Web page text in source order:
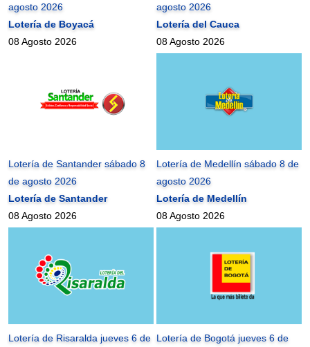
agosto 2026
Lotería de Boyacá
08 Agosto 2026
agosto 2026
Lotería del Cauca
08 Agosto 2026
Lotería de Santander sábado 8
de agosto 2026
Lotería de Santander
08 Agosto 2026
Lotería de Medellín sábado 8 de
agosto 2026
Lotería de Medellín
08 Agosto 2026
Lotería de Risaralda jueves 6 de Lotería de Bogotá jueves 6 de